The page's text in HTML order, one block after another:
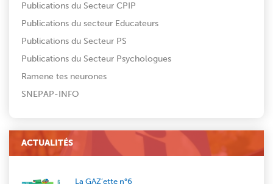
Publications du Secteur CPIP
Publications du secteur Educateurs
Publications du Secteur PS
Publications du Secteur Psychologues
Ramene tes neurones
SNEPAP-INFO
ACTUALITÉS
La GAZ’ette n°6